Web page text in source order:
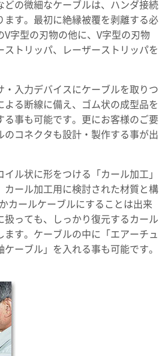
の微細なケーブルは、ハンダ接続
ます。最初に絶縁被覆を剥離する必
V字型の刃物の他に、V字型の刃物
ストリッパ、レーザーストリッパを
入力デバイスにケーブルを取りつ
よる断線に備え、ゴム状の成型品を
る事も可能です。更にお客様のご要
のコネクタも設計・製作する事が出
ル状に形をつける「カール加工」
カール加工用に検討された材質と構
カールケーブルにすることは出来
扱っても、しっかり復元するカール
ます。ケーブルの中に「エアーチュ
ーブル」を入れる事も可能です。